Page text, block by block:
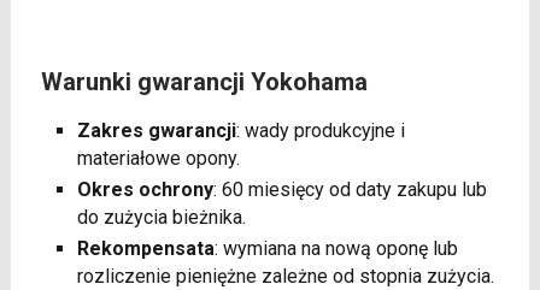
Warunki gwarancji Yokohama
Zakres gwarancji: wady produkcyjne i
materiałowe opony.
Okres ochrony: 60 miesięcy od daty zakupu lub
do zużycia bieżnika.
Rekompensata: wymiana na nową oponę lub
rozliczenie pieniężne zależne od stopnia zużycia.